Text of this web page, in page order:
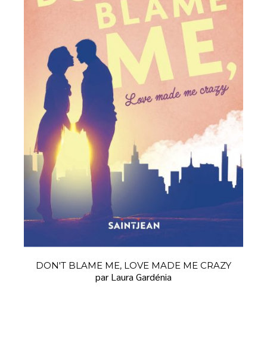
DON'T BLAME ME, LOVE MADE ME CRAZY
par Laura Gardénia